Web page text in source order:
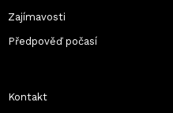
Zajímavosti
Předpověď počasí
Kontakt